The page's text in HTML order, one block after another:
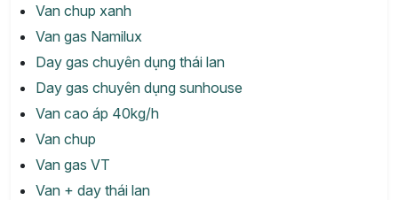
Van chup xanh
Van gas Namilux
Day gas chuyên dụng thái lan
Day gas chuyên dụng sunhouse
Van cao áp 40kg/h
Van chup
Van gas VT
Van + day thái lan